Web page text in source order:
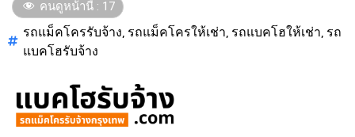
คนดูหน้านี้ : 17
รถแม็คโครรับจ้าง, รถแม็คโครให้เช่า, รถแบคโฮให้เช่า, รถ
แบคโฮรับจ้าง